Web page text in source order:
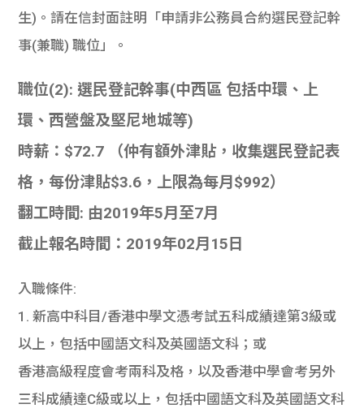
生)。請在信封面註明「申請非公務員合約選民登記幹
事(兼職) 職位」。
職位(2): 選民登記幹事(中西區 包括中環、上
環、西營盤及堅尼地城等)
時薪：$72.7 （仲有額外津貼，收集選民登記表
格，每份津貼$3.6，上限為每月$992）
翻工時間: 由2019年5月至7月
截止報名時間：2019年02月15日
入職條件:
1. 新高中科目/香港中學文憑考試五科成績達第3級或
以上，包括中國語文科及英國語文科；或
香港高級程度會考兩科及格，以及香港中學會考另外
三科成績達C級或以上，包括中國語文科及英國語文科